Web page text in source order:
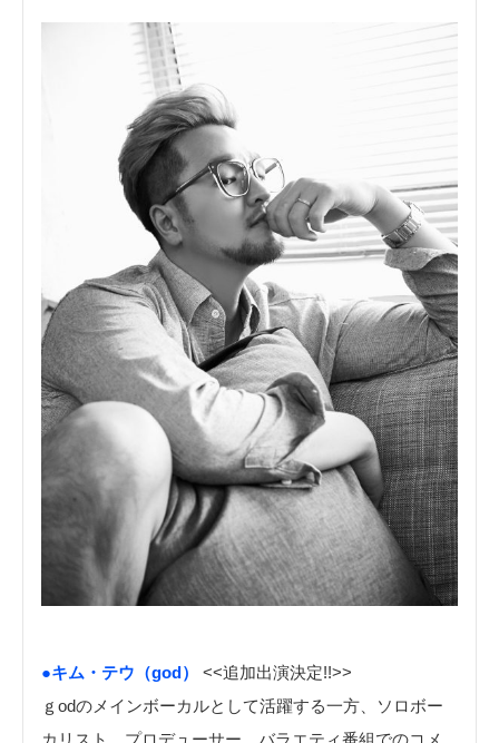
●キム・テウ（god）
<<追加出演決定!!>>
ｇodのメインボーカルとして活躍する一方、ソロボー
カリスト、プロデューサー、バラエティ番組でのコメ